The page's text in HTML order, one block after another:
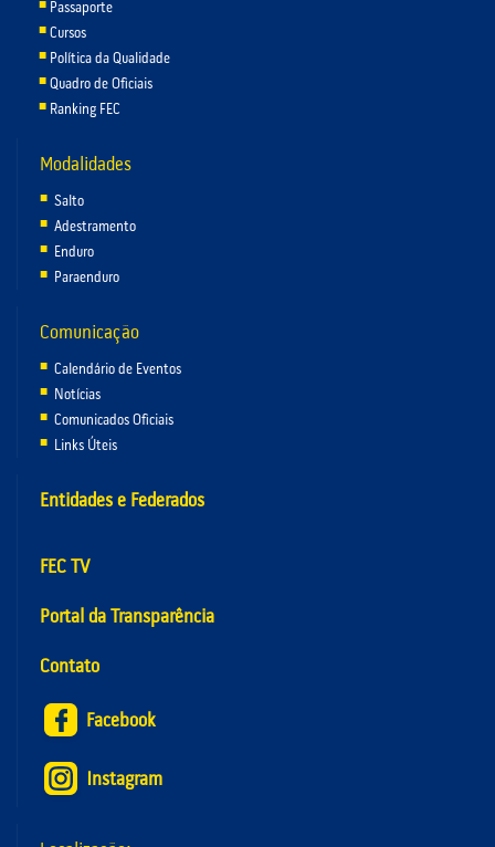
Passaporte
Cursos
Política da Qualidade
Quadro de Oficiais
Ranking FEC
Modalidades
Salto
Adestramento
Enduro
Paraenduro
Comunicação
Calendário de Eventos
Notícias
Comunicados Oficiais
Links Úteis
Entidades e Federados
FEC TV
Portal da Transparência
Contato
Facebook
Instagram